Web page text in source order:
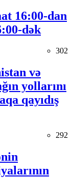
16:00-dan
dək
302
və
yollarını
qayıdış
292